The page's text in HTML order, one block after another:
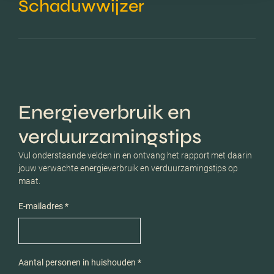
Schaduwwijzer
Energieverbruik en
verduurzamingstips
Vul onderstaande velden in en ontvang het rapport met daarin
jouw verwachte energieverbruik en verduurzamingstips op
maat.
E-mailadres *
Aantal personen in huishouden *